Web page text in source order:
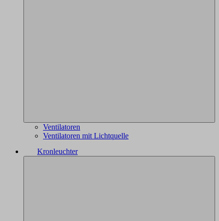
Ventilatoren
Ventilatoren mit Lichtquelle
Kronleuchter